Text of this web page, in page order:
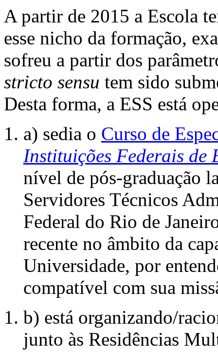
A partir de 2015 a Escola
esse nicho da formação,
sofreu a partir dos
stricto sensu tem sido
Desta forma, a ESS está
a) sedia o Curso de
Instituições Federais
nível de pós-graduação
Servidores Técnicos
Federal do Rio de
recente no âmbito da
Universidade, por
compatível com sua
b) está organizando/
junto às Residências